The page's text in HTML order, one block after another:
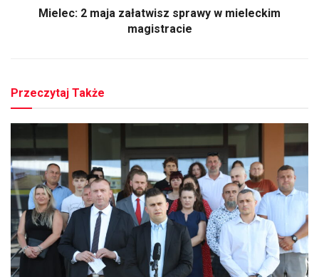
Mielec: 2 maja załatwisz sprawy w mieleckim
magistracie
Przeczytaj Także